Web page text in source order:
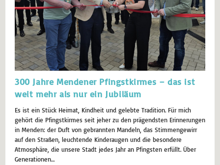
300 Jahre Mendener Pfingstkirmes – das ist
weit mehr als nur ein Jubiläum
Es ist ein Stück Heimat, Kindheit und gelebte Tradition. Für mich
gehört die Pfingstkirmes seit jeher zu den prägendsten Erinnerungen
in Menden: der Duft von gebrannten Mandeln, das Stimmengewirr
auf den Straßen, leuchtende Kinderaugen und die besondere
Atmosphäre, die unsere Stadt jedes Jahr an Pfingsten erfüllt. Über
Generationen…